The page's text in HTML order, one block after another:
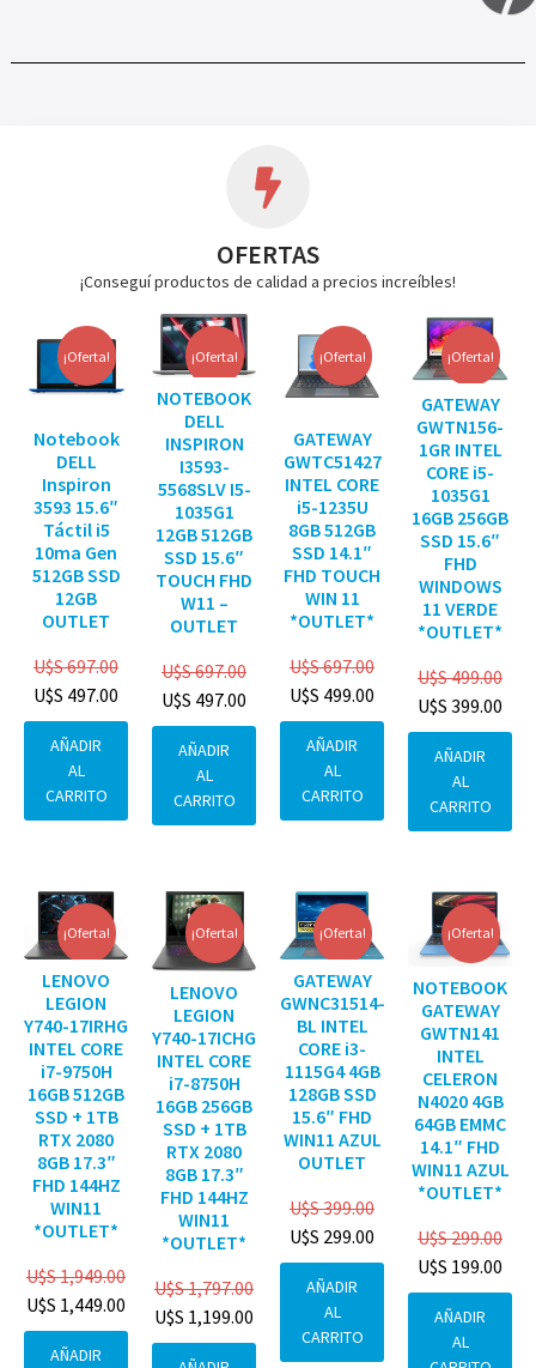
OFERTAS
¡Conseguí productos de calidad a precios increíbles!
¡Oferta!
Notebook
DELL
Inspiron
3593 15.6″
Táctil i5
10ma Gen
512GB SSD
12GB
OUTLET
U$S697.00
U$S 497.00
AÑADIR
AL
CARRITO
¡Oferta!
NOTEBOOK
DELL
INSPIRON
I3593-
5568SLV I5-
1035G1
12GB 512GB
SSD 15.6″
TOUCH FHD
W11 –
OUTLET
U$S697.00
U$S 497.00
AÑADIR
AL
CARRITO
¡Oferta!
GATEWAY
GWTC51427
INTEL CORE
i5-1235U
8GB 512GB
SSD 14.1″
FHD TOUCH
WIN 11
*OUTLET*
U$S697.00
U$S 499.00
AÑADIR
AL
CARRITO
¡Oferta!
GATEWAY
GWTN156-
1GR INTEL
CORE i5-
1035G1
16GB 256GB
SSD 15.6″
FHD
WINDOWS
11 VERDE
*OUTLET*
U$S499.00
U$S 399.00
AÑADIR
AL
CARRITO
¡Oferta!
LENOVO
LEGION
Y740-17IRHG
INTEL CORE
i7-9750H
16GB 512GB
SSD + 1TB
RTX 2080
8GB 17.3″
FHD 144HZ
WIN11
*OUTLET*
U$S1,949.00
U$S 1,449.00
AÑADIR
¡Oferta!
LENOVO
LEGION
Y740-17ICHG
INTEL CORE
i7-8750H
16GB 256GB
SSD + 1TB
RTX 2080
8GB 17.3″
FHD 144HZ
WIN11
*OUTLET*
U$S1,797.00
U$S 1,199.00
¡Oferta!
GATEWAY
GWNC31514-
BL INTEL
CORE i3-
1115G4 4GB
128GB SSD
15.6″ FHD
WIN11 AZUL
OUTLET
U$S399.00
U$S 299.00
AÑADIR
AL
CARRITO
¡Oferta!
NOTEBOOK
GATEWAY
GWTN141
INTEL
CELERON
N4020 4GB
64GB EMMC
14.1″ FHD
WIN11 AZUL
*OUTLET*
U$S299.00
U$S 199.00
AÑADIR
AL